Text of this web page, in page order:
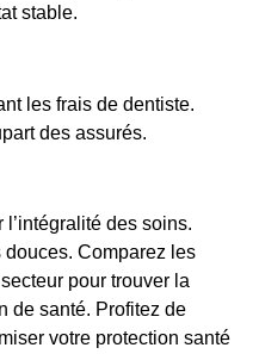
stable.
les frais de dentiste.
des assurés.
des soins.
Comparez les
pour trouver la
de santé. Profitez de
votre protection santé